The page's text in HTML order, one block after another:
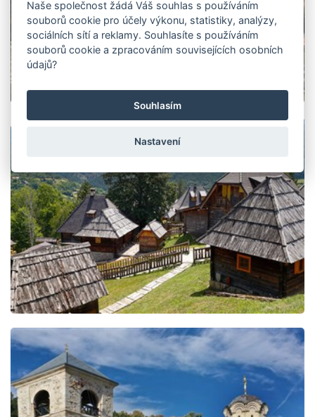
Naše společnost žádá Váš souhlas s používáním
souborů cookie pro účely výkonu, statistiky, analýzy,
sociálních sítí a reklamy. Souhlasíte s používáním
souborů cookie a zpracováním souvisejících osobních
údajů?
Souhlasím
Nastavení